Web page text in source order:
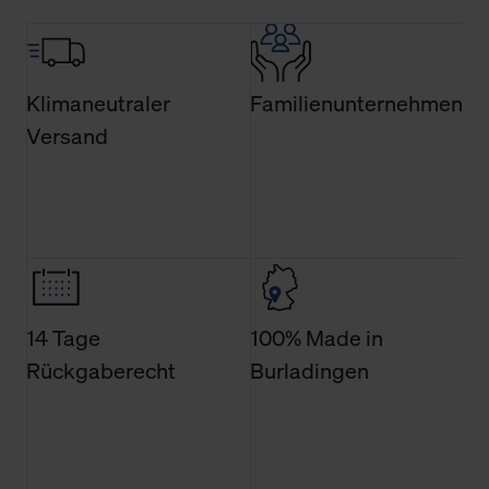
Informationen über die jeweiligen Cookies und ihren
Verwendungszweck. Bei „Über Cookies“ können Sie
allgemeine Informationen über Cookies einsehen. Über
jederzeit Ihre Einwilligungserklärung anpassen. Ihre
bisherigen Einstellungen und die damit verbundene
Verwendung der Cookies sowie die bis zum Zeitpunkt der
Änderung gesammelten Daten.
Weitere Informationen über Cookies und Web-
Klimaneutraler
Versand
Familienunternehmen
14 Tage
Rückgaberecht
100% Made in
Burladingen